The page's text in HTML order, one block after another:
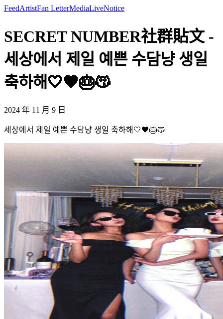
FeedArtistFan LetterMediaLiveNotice
SECRET NUMBER社群貼文 -
세상에서 제일 예쁜 수담냥 생일
축하해🤍🖤🎂😽
2024 年 11 月 9 日
세상에서 제일 예쁜 수담냥 생일 축하해🤍🖤🎂😽